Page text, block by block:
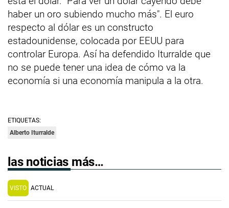
haber un oro subiendo mucho más". El euro
respecto al dólar es un constructo
estadounidense, colocada por EEUU para
controlar Europa. Así ha defendido Iturralde que
no se puede tener una idea de cómo va la
economía si una economía manipula a la otra.
ETIQUETAS:
Alberto Iturralde
las noticias más…
VISTO ACTUAL